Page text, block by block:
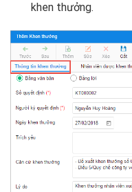
khen thưởng.